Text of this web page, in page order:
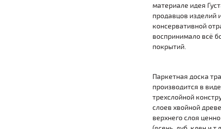
материале идея
продавцов изделий
консервативной
воспринимало всё
покрытий.
Паркетная доска
производится в виде
трехслойной
слоев хвойной
верхнего слоя